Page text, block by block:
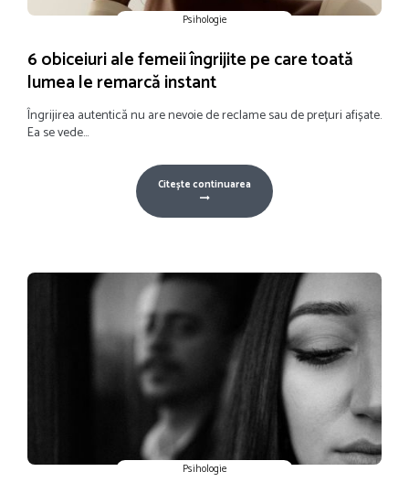
Psihologie
6 obiceiuri ale femeii îngrijite pe care toată
lumea le remarcă instant
Îngrijirea autentică nu are nevoie de reclame sau de prețuri afișate.
Ea se vede...
Citește continuarea
Psihologie